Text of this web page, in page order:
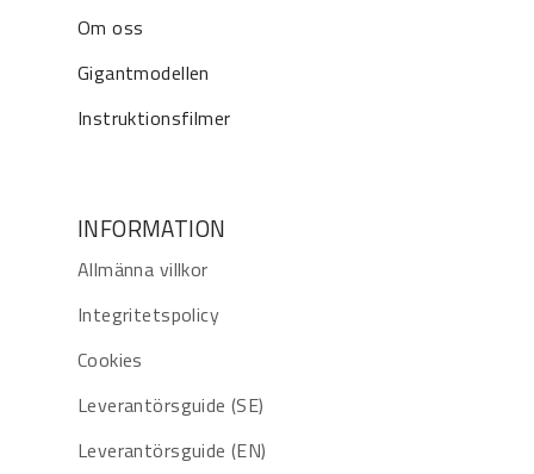
Om oss
Gigantmodellen
Instruktionsfilmer
INFORMATION
Allmänna villkor
Integritetspolicy
Cookies
Leverantörsguide (SE)
Leverantörsguide (EN)